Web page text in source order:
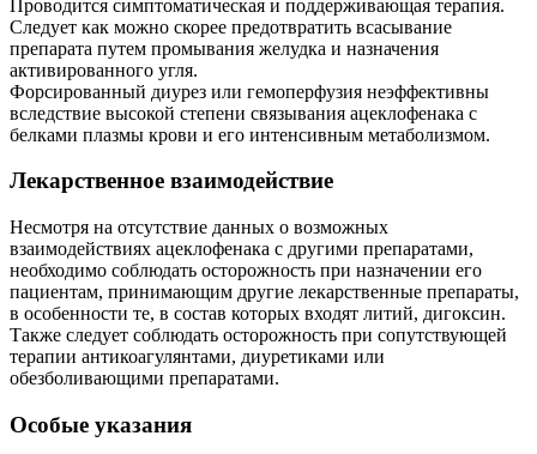
Проводится симптоматическая и поддерживающая терапия.
Следует как можно скорее предотвратить всасывание
препарата путем промывания желудка и назначения
активированного угля.
Форсированный диурез или гемоперфузия неэффективны
вследствие высокой степени связывания ацеклофенака с
белками плазмы крови и его интенсивным метаболизмом.
Лекарственное взаимодействие
Несмотря на отсутствие данных о возможных
взаимодействиях ацеклофенака с другими препаратами,
необходимо соблюдать осторожность при назначении его
пациентам, принимающим другие лекарственные препараты,
в особенности те, в состав которых входят литий, дигоксин.
Также следует соблюдать осторожность при сопутствующей
терапии антикоагулянтами, диуретиками или
обезболивающими препаратами.
Особые указания